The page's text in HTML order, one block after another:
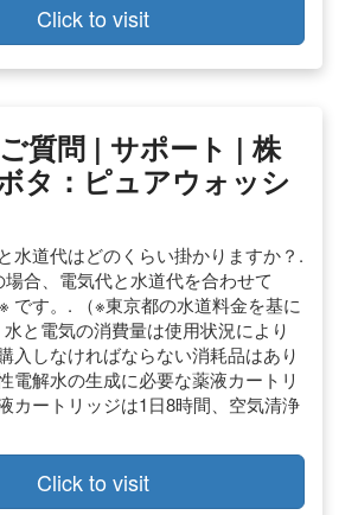
Click to visit
質問 | サポート | 株
タ：ピュアウォッシ
水道代はどのくらい掛かりますか？.
合、電気代と水道代を合わせて
です。. （※東京都の水道料金を基に
と電気の消費量は使用状況により
入しなければならない消耗品はあり
電解水の生成に必要な薬液カートリ
カートリッジは1日8時間、空気清浄
Click to visit